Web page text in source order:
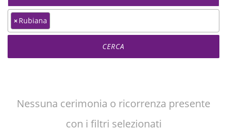
× Rubiana
Nessuna cerimonia o ricorrenza presente
con i filtri selezionati